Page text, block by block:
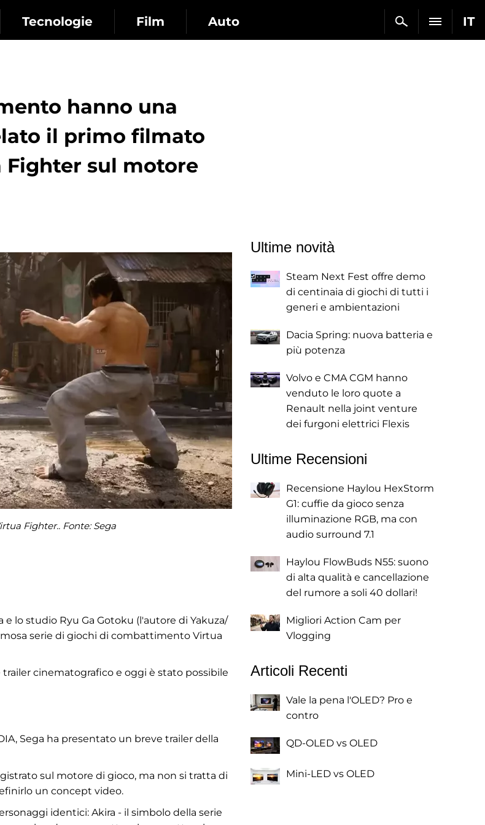
IT
Tecnologie Film Auto
hanno una
il primo filmato
sul motore
Fighter.. Fonte: Sega
lo studio Ryu Ga Gotoku (l'autore di Yakuza/
serie di giochi di combattimento Virtua
cinematografico e oggi è stato possibile
Sega ha presentato un breve trailer della
sul motore di gioco, ma non si tratta di
un concept video.
identici: Akira - il simbolo della serie
Ultime novità
Steam Next Fest offre demo
di centinaia di giochi di tutti i
generi e ambientazioni
Dacia Spring: nuova batteria e
più potenza
Volvo e CMA CGM hanno
venduto le loro quote a
Renault nella joint venture
dei furgoni elettrici Flexis
Ultime Recensioni
Recensione Haylou HexStorm
G1: cuffie da gioco senza
illuminazione RGB, ma con
audio surround 7.1
Haylou FlowBuds N55: suono
di alta qualità e cancellazione
del rumore a soli 40 dollari!
Migliori Action Cam per
Vlogging
Articoli Recenti
Vale la pena l'OLED? Pro e
contro
QD-OLED vs OLED
Mini-LED vs OLED